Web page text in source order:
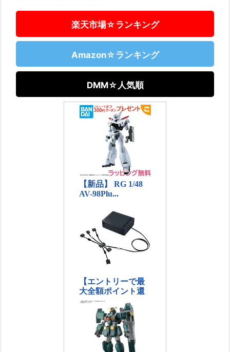
楽天市場☆ランキング
Amazon☆ランキング
DMM☆人気順